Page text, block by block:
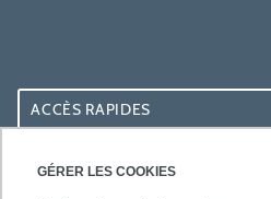
GÉRER LES COOKIES
ACCÈS RAPIDES
ACCÈS PRATIQUES